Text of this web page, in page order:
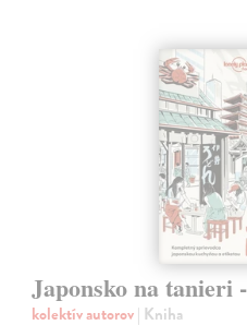
Japonsko na tanieri
kolektív autorov| Kniha